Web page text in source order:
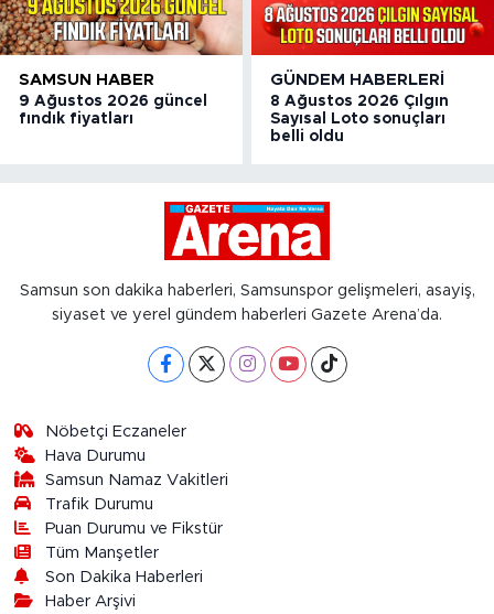
SAMSUN HABER
9 Ağustos 2026 güncel
fındık fiyatları
GÜNDEM HABERLERI
8 Ağustos 2026 Çılgın
Sayısal Loto sonuçları
belli oldu
Samsun son dakika haberleri, Samsunspor gelişmeleri, asayiş,
siyaset ve yerel gündem haberleri Gazete Arena’da.
Nöbetçi Eczaneler
Hava Durumu
Samsun Namaz Vakitleri
Trafik Durumu
Puan Durumu ve Fikstür
Tüm Manşetler
Son Dakika Haberleri
Haber Arşivi